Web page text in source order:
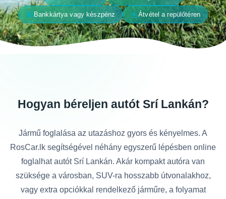
paymentsBankkártya vagy készpénz flight_landÁtvétel a repülőtéren
Hogyan béreljen autót Srí Lankán?
Jármű foglalása az utazáshoz gyors és kényelmes. A
RosCar.lk segítségével néhány egyszerű lépésben online
foglalhat autót Srí Lankán. Akár kompakt autóra van
szüksége a városban, SUV-ra hosszabb útvonalakhoz,
vagy extra opciókkal rendelkező járműre, a folyamat